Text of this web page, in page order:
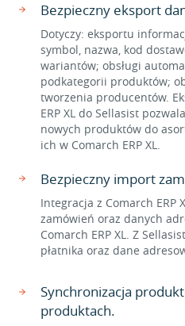
Bezpieczny eksport
Dotyczy: eksportu
symbol, nazwa, kod
wariantów; obsługi
podkategorii produktów;
tworzenia producentów.
ERP XL do Sellasist
nowych produktów do
ich w Comarch ERP XL.
Bezpieczny import
Integracja z Comarch ERP
zamówień oraz danych
Comarch ERP XL. Z
płatnika oraz dane
Synchronizacja
produktach.